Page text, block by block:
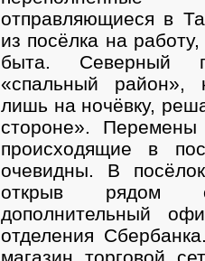
отправляющиеся в
из посёлка на
быта. Северный
«спальный район»,
лишь на ночёвку,
стороне».
происходящие в
очевидны. В
открыв рядом
дополнительный
отделения
магазин торговой